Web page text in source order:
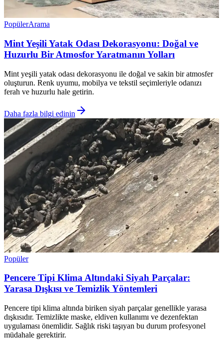
PopülerArama
Mint Yeşili Yatak Odası Dekorasyonu: Doğal ve
Huzurlu Bir Atmosfor Yaratmanın Yolları
Mint yeşili yatak odası dekorasyonu ile doğal ve sakin bir atmosfer
oluşturun. Renk uyumu, mobilya ve tekstil seçimleriyle odanızı
ferah ve huzurlu hale getirin.
Daha fazla bilgi edinin
Popüler
Pencere Tipi Klima Altındaki Siyah Parçalar:
Yarasa Dışkısı ve Temizlik Yöntemleri
Pencere tipi klima altında biriken siyah parçalar genellikle yarasa
dışkısıdır. Temizlikte maske, eldiven kullanımı ve dezenfektan
uygulaması önemlidir. Sağlık riski taşıyan bu durum profesyonel
müdahale gerektirir.